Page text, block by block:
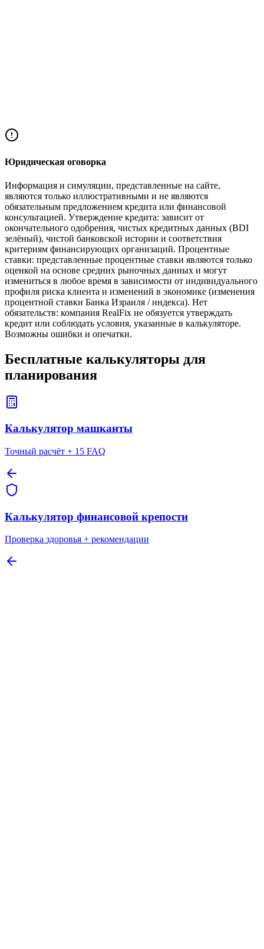
Юридическая оговорка
Информация и симуляции, представленные на сайте,
являются только иллюстративными и не являются
обязательным предложением кредита или финансовой
консультацией. Утверждение кредита: зависит от
окончательного одобрения, чистых кредитных данных (BDI
зелёный), чистой банковской истории и соответствия
критериям финансирующих организаций. Процентные
ставки: представленные процентные ставки являются только
оценкой на основе средних рыночных данных и могут
измениться в любое время в зависимости от индивидуального
профиля риска клиента и изменений в экономике (изменения
процентной ставки Банка Израиля / индекса). Нет
обязательств: компания RealFix не обязуется утверждать
кредит или соблюдать условия, указанные в калькуляторе.
Возможны ошибки и опечатки.
Бесплатные калькуляторы для
планирования
Калькулятор машканты
Точный расчёт + 15 FAQ
Калькулятор финансовой крепости
Проверка здоровья + рекомендации